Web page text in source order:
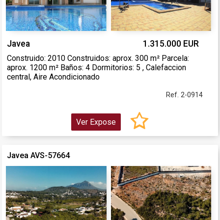
Javea 1.315.000 EUR
Construido: 2010 Construidos: aprox. 300 m² Parcela:
aprox. 1200 m² Baños: 4 Dormitorios: 5 , Calefaccion
central, Aire Acondicionado
Ref. 2-0914
Ver Expose
Javea AVS-57664